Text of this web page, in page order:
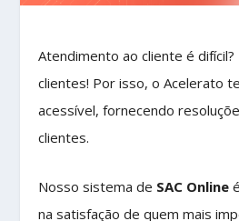
Atendimento ao cliente é
clientes! Por isso, o Acelerato
acessível, fornecendo
clientes.
Nosso sistema de SAC Online
na satisfação de quem mais